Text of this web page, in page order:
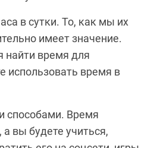
в сутки. То, как мы их
имеет значение.
найти время для
использовать время в
способами. Время
вы будете учиться,